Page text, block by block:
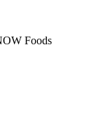
Foods